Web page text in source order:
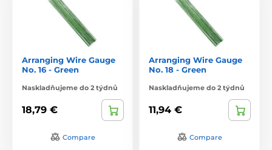
Arranging Wire Gauge
No. 16 - Green
Naskladňujeme do 2 týdnů
18,79 €
Compare
Arranging Wire Gauge
No. 18 - Green
Naskladňujeme do 2 týdnů
11,94 €
Compare